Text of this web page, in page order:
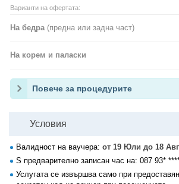
Варианти на офертата:
На бедра (предна или задна част)
На корем и паласки
Повече за процедурите
Условия
Валидност на ваучера: от 19 Юли до 18
S предварително записан час на: 087 93*
Услугата се извършва само при